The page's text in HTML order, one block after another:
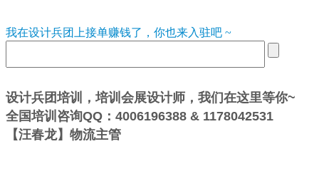
我在设计兵团上接单赚钱了，你也来入驻吧 ~
设计兵团培训，培训会展设计师，我们在这里等你~
全国培训咨询QQ：4006196388 & 1178042531
【汪春龙】物流主管